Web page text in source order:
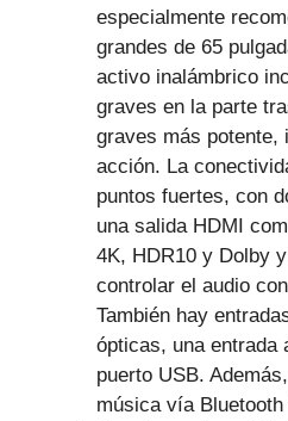
especialmente
grandes de 65
activo inalámbrico
graves en la parte
graves más potente,
acción. La
puntos fuertes, con
una salida HDMI
4K, HDR10 y Dolby
controlar el audio
También hay
ópticas, una entrada
puerto USB.
música vía Bluetooth